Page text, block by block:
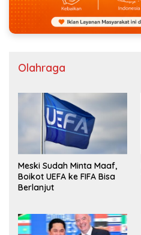
Olahraga
Meski Sudah Minta Maaf,
Boikot UEFA ke FIFA Bisa
Berlanjut